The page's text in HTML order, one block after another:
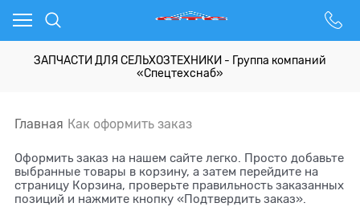
ЗАПЧАСТИ ДЛЯ СЕЛЬХОЗТЕХНИКИ - Группа компаний
«Спецтехснаб»
Главная Как оформить заказ
Оформить заказ на нашем сайте легко. Просто добавьте
выбранные товары в корзину, а затем перейдите на
страницу Корзина, проверьте правильность заказанных
позиций и нажмите кнопку «Подтвердить заказ».